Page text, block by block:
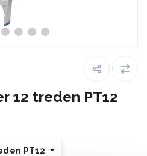
12 treden PT12
PT12